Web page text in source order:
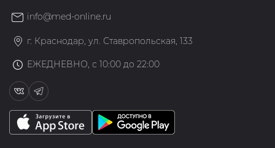
info@med-online.ru
г. Краснодар, ул. Ставропольская, 133
ЕЖЕДНЕВНО, с 10:00 до 22:00